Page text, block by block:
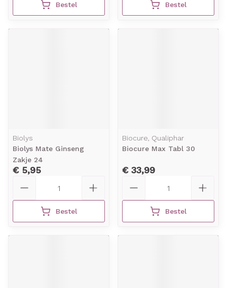
Bestel Bestel
Biolys
Biolys Mate Ginseng
Zakje 24
€ 5,95
Bestel
Biocure, Qualiphar
Biocure Max Tabl 30
€ 33,99
Bestel